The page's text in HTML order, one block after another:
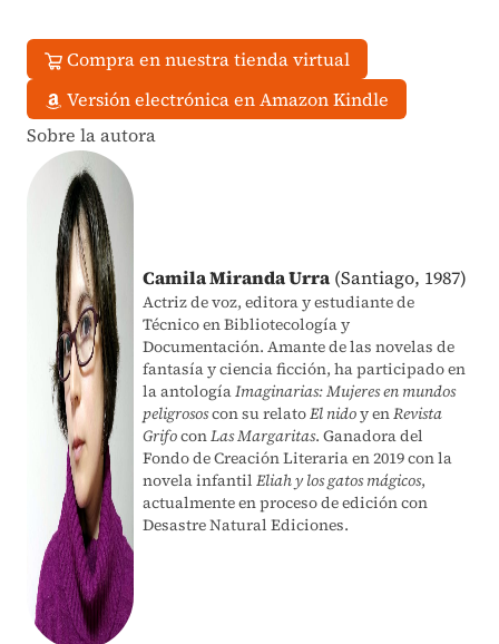
Compra en nuestra tienda virtual
Versión electrónica en Amazon Kindle
Sobre la autora
Camila Miranda Urra (Santiago, 1987)
Actriz de voz, editora y estudiante de
Técnico en Bibliotecología y
Documentación. Amante de las novelas de
fantasía y ciencia ficción, ha participado en
la antologíaImaginarias: Mujeres en mundos
peligrososcon su relatoEl nidoy enRevista
GrifoconLas Margaritas. Ganadora del
Fondo de Creación Literaria en 2019 con la
novela infantil Eliah y los gatos mágicos,
actualmente en proceso de edición con
Desastre Natural Ediciones.